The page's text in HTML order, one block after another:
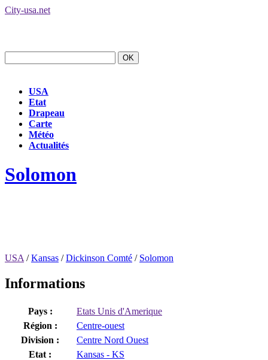
City-usa.net
USA
Etat
Drapeau
Carte
Météo
Actualités
Solomon
USA /Kansas /Dickinson Comté / Solomon
Informations
Pays :
Etats Unis d'Amerique
Région :
Centre-ouest
Division :
Centre Nord Ouest
Etat :
Kansas - KS